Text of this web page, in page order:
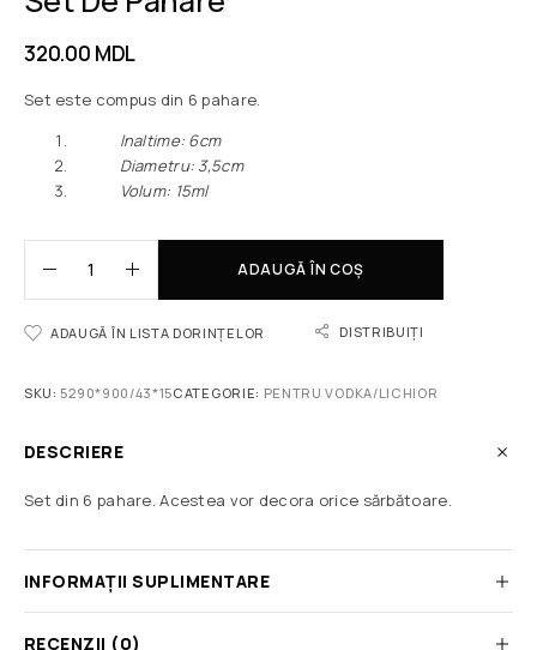
320.00 MDL
Set este compus din 6 pahare.
Inaltime: 6сm
Diametru: 3,5сm
Volum: 15ml
ADAUGĂ ÎN COȘ
ADAUGĂ ÎN LISTA DORINȚELOR DISTRIBUIȚI
SKU:5290*900/43*15CATEGORIE: PENTRU VODKA/LICHIOR
DESCRIERE
Set din 6 pahare. Acestea vor decora orice sărbătoare.
INFORMAȚII SUPLIMENTARE
RECENZII (0)